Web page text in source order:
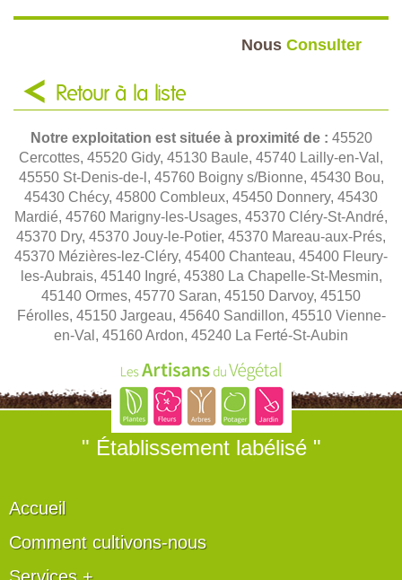
Nous Consulter
Retour à la liste
Notre exploitation est située à proximité de : 45520
Cercottes, 45520 Gidy, 45130 Baule, 45740 Lailly-en-Val,
45550 St-Denis-de-l, 45760 Boigny s/Bionne, 45430 Bou,
45430 Chécy, 45800 Combleux, 45450 Donnery, 45430
Mardié, 45760 Marigny-les-Usages, 45370 Cléry-St-André,
45370 Dry, 45370 Jouy-le-Potier, 45370 Mareau-aux-Prés,
45370 Mézières-lez-Cléry, 45400 Chanteau, 45400 Fleury-
les-Aubrais, 45140 Ingré, 45380 La Chapelle-St-Mesmin,
45140 Ormes, 45770 Saran, 45150 Darvoy, 45150
Férolles, 45150 Jargeau, 45640 Sandillon, 45510 Vienne-
en-Val, 45160 Ardon, 45240 La Ferté-St-Aubin
" Établissement labélisé "
Accueil
Comment cultivons-nous